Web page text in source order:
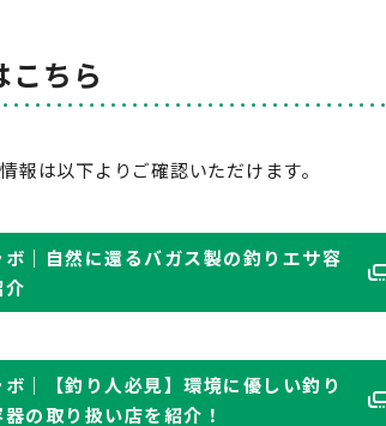
ちら
報は以下よりご確認いただけます。
｜自然に還るバガス製の釣りエサ容
介
｜【釣り人必見】環境に優しい釣り
の取り扱い店を紹介！